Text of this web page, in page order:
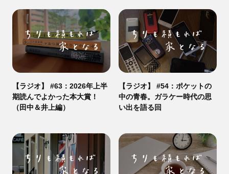
【ラジオ】 #63：2026年上半
期読んでよかった本大賞！
（田中＆井上編）
【ラジオ】 #54：ポケットの
中の青春。ガラケー時代の思
い出を語る回